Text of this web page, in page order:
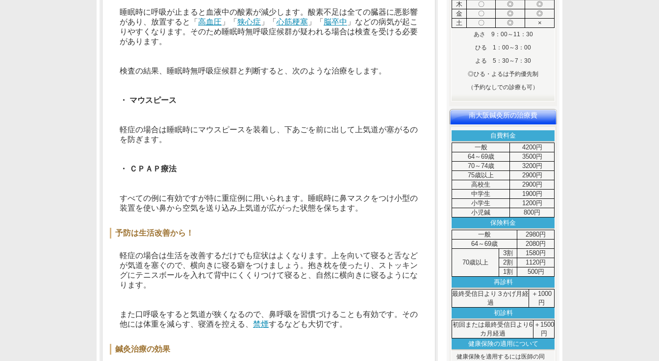
睡眠時に呼吸が止まると血液中の酸素が減少します。酸素不足は全ての臓器に悪影響
があり、放置すると「 高血圧 」「 狭心症 」「 心筋梗塞 」「 脳卒中 」などの病気が起こ
りやすくなります。そのため睡眠時無呼吸症候群が疑われる場合は検査を受ける必要
があります。
検査の結果、睡眠時無呼吸症候群と判断すると、次のような治療をします。
・ マウスピース
軽症の場合は睡眠時にマウスピースを装着し、下あごを前に出して上気道が塞がるの
を防ぎます。
・ ＣＰＡＰ療法
すべての例に有効ですが特に重症例に用いられます。睡眠時に鼻マスクをつけ小型の
装置を使い鼻から空気を送り込み上気道が広がった状態を保ちます。
予防は生活改善から！
軽症の場合は生活を改善するだけでも症状はよくなります。上を向いて寝ると舌など
が気道を塞ぐので、横向きに寝る癖をつけましょう。抱き枕を使ったり、ストッキン
グにテニスボールを入れて背中にくくりつけて寝ると、自然に横向きに寝るようにな
ります。
また口呼吸をすると気道が狭くなるので、鼻呼吸を習慣づけることも有効です。その
他には体重を減らす、寝酒を控える、 禁煙するなども大切です。
鍼灸治療の効果
木
〇 ◎
◎
金
〇 ◎
◎
土
〇 ◎ ×
あさ 9：00～11：30
ひる 1：00～3：00
よる 5：30～7：30
◎ひる・よるは予約優先制
（予約なしでの診療も可）
南大阪鍼灸所の治療費
自費料金
一般
4200円
64～69歳
3500円
70～74歳
3200円
75歳以上
2900円
高校生
2900円
中学生
1900円
小学生
1200円
小児鍼
800円
保険料金
一般
2980円
64～69歳
2080円
70歳以上
3割
1580円
2割
1120円
1割
500円
再診料
最終受信日より３かげ月経
過
＋1000
円
初診料
初回または最終受信日より6
カ月経過
＋1500
円
健康保険の適用について
健康保険を適用するには医師の同